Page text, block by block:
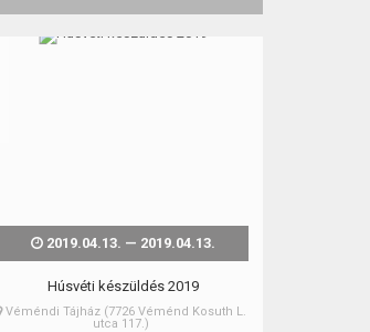
2019.04.13. — 2019.04.13.
Húsvéti készüldés 2019
Véméndi Tájház (7726 Véménd Kosuth L.
utca 117.)